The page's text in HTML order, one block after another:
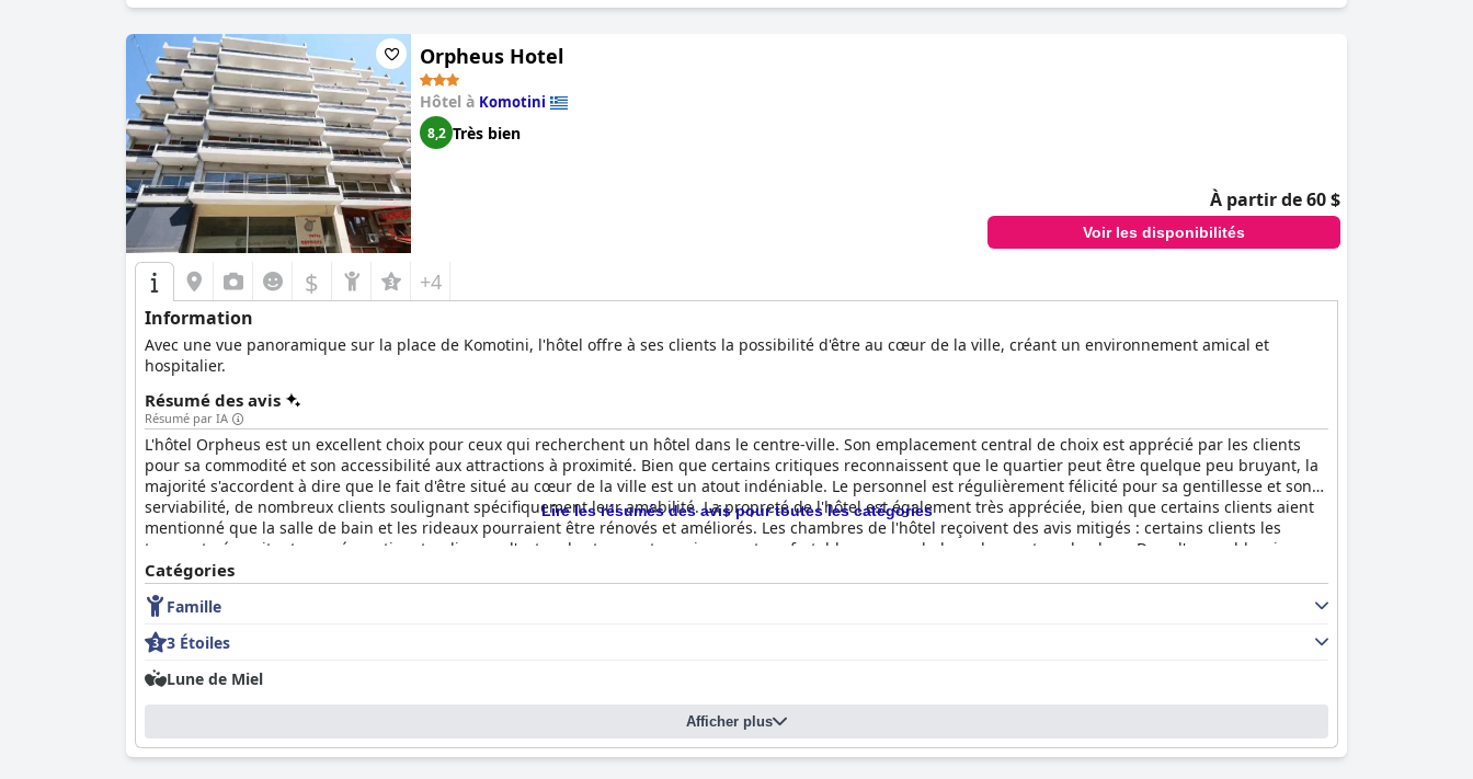
Orpheus Hotel
Hôtel à Komotini
8,2 Très bien
À partir de 60 $
Voir les disponibilités
$ +4
Information
Avec une vue panoramique sur la place de Komotini, l'hôtel offre à ses clients la possibilité d'être au cœur de la ville, créant un environnement amical et
hospitalier.
Résumé des avis
Résumé par IA
L'hôtel Orpheus est un excellent choix pour ceux qui recherchent un hôtel dans le centre-ville. Son emplacement central de choix est apprécié par les clients
pour sa commodité et son accessibilité aux attractions à proximité. Bien que certains critiques reconnaissent que le quartier peut être quelque peu bruyant, la
majorité s'accordent à dire que le fait d'être situé au cœur de la ville est un atout indéniable. Le personnel est régulièrement félicité pour sa gentillesse et son
serviabilité, de nombreux clients soulignant spécifiquement leur amabilité. La propreté de l'hôtel est également très appréciée, bien que certains clients aient
mentionné que la salle de bain et les rideaux pourraient être rénovés et améliorés. Les chambres de l'hôtel reçoivent des avis mitigés : certains clients les
trouvent nécessitant une rénovation, tandis que d'autres les trouvent spacieuses et confortables avec un balcon donnant sur la place. Dans l'ensemble, si
l'emplacement et le confort sont vos priorités, l'hôtel Orpheus pourrait être une bonne option à considérer.
Lire les résumés des avis pour toutes les catégories
Catégories
Famille
3 Étoiles
Lune de Miel
Afficher plus